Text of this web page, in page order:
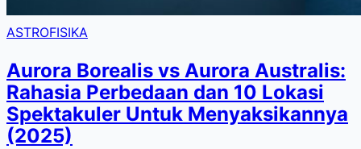
ASTROFISIKA
Aurora Borealis vs Aurora Australis:
Rahasia Perbedaan dan 10 Lokasi
Spektakuler Untuk Menyaksikannya
(2025)